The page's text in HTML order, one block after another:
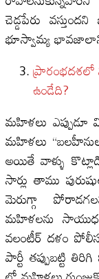
చెడ్డపేరు
భూస్వామ్య
ఉండేది?
మహిళలు ఎప్పుడూ
మహిళలు
అయితే వాళ్ళు
సార్లు తాము
మెరుగ్గా
మహిళలను
వలంటీర్ దళం
పార్టీ తప్పుబట్టి